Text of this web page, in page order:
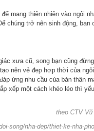
mang thiên nhiên vào ngôi
chúng trở nên sinh động, bạn
xưa cũ, song bạn cũng
nên vẻ đẹp hợp thời của
ứng nhu cầu của bản thân
xếp một cách khéo léo thì
theo CTV Vũ
song/nha-dep/thiet-ke-nha-